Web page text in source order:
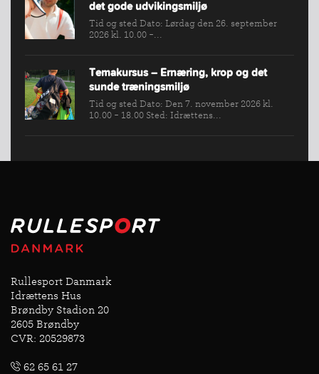
det gode udvikingsmiljø
Tid og sted Dato: Lørdag den 26. september
2026 kl. 10.00 -...
Temakursus – Ernæring, krop og det
sunde træningsmiljø
Tid og sted Dato: Den 7. november 2026 kl.
10.00 - 18.00 Sted: Idrættens...
Rullesport Danmark
Idrættens Hus
Brøndby Stadion 20
2605 Brøndby
CVR: 20529873
62 65 61 27